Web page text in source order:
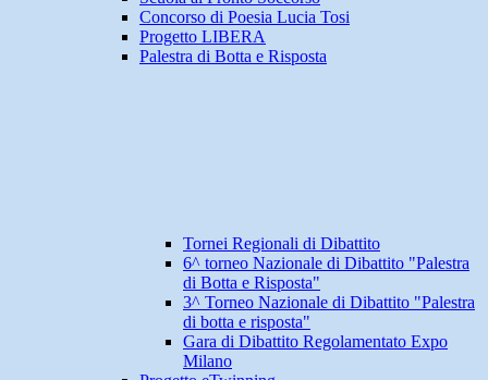
Concorso di Poesia Lucia Tosi
Progetto LIBERA
Palestra di Botta e Risposta
Tornei Regionali di Dibattito
6^ torneo Nazionale di Dibattito "Palestra
di Botta e Risposta"
3^ Torneo Nazionale di Dibattito "Palestra
di botta e risposta"
Gara di Dibattito Regolamentato Expo
Milano